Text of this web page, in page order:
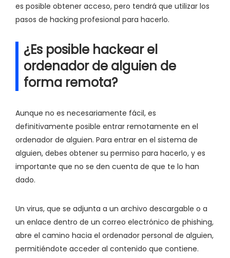
es posible obtener acceso, pero tendrá que utilizar los
pasos de hacking profesional para hacerlo.
¿Es posible hackear el
ordenador de alguien de
forma remota?
Aunque no es necesariamente fácil, es
definitivamente posible entrar remotamente en el
ordenador de alguien. Para entrar en el sistema de
alguien, debes obtener su permiso para hacerlo, y es
importante que no se den cuenta de que te lo han
dado.
Un virus, que se adjunta a un archivo descargable o a
un enlace dentro de un correo electrónico de phishing,
abre el camino hacia el ordenador personal de alguien,
permitiéndote acceder al contenido que contiene.